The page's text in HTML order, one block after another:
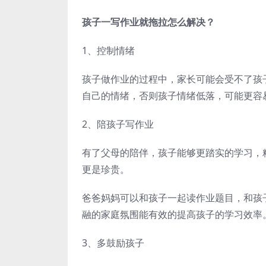
孩子一写作业就拖拉怎么解决？
1、控制情绪
孩子做作业的过程中，家长可能会受不了
自己的情绪，否则孩子情绪低落，可能更
2、陪孩子写作业
有了父母的陪伴，孩子能够更踏实的学习
更是珍贵。
爸爸妈妈可以和孩子一起读作业题目，和
融的家庭氛围能有效的提高孩子的学习效率
3、多鼓励孩子